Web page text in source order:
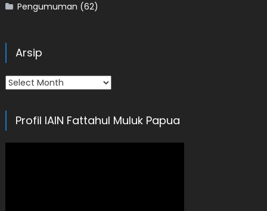
Pengumuman (62)
Arsip
Arsip
Profil IAIN Fattahul Muluk Papua